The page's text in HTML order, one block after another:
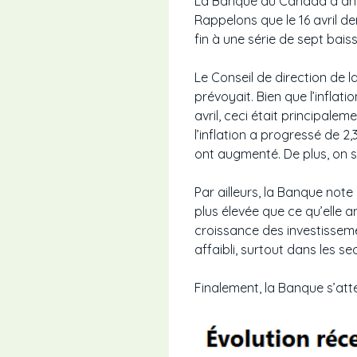
Rappelons que le 16 avril
fin à une série de sept
Le Conseil de direction de
prévoyait. Bien que
avril, ceci était
l’inflation a progressé de
ont augmenté. De plus, on
Par ailleurs, la Banque
plus élevée que ce qu’elle
croissance des
affaibli, surtout dans les
Finalement, la Banque